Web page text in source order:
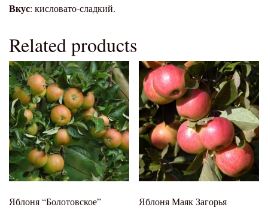
Вкус: кисловато-сладкий.
Related products
Яблоня “Болотовское” Яблоня Маяк Загорья